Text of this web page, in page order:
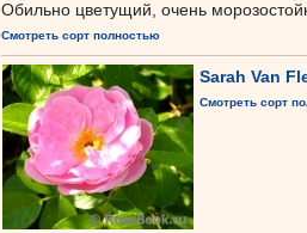
Обильно цветущий, очень
Смотреть сорт полностью
Sarah Van
Смотреть сорт